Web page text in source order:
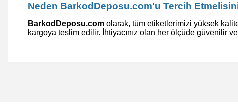
Neden BarkodDeposu.com'u Tercih
BarkodDeposu.com olarak, tüm etiketlerimizi yüksek
kargoya teslim edilir. İhtiyacınız olan her ölçüde güvenilir